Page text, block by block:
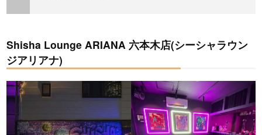
Shisha Lounge ARIANA 六本木店(シーシャラウン
ジアリアナ)